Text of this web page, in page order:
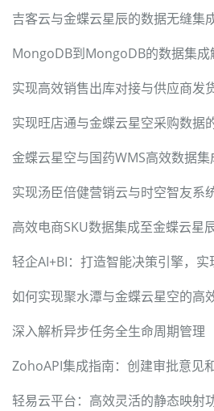
吉客云与金蝶云星辰的数据无缝集
MongoDB到MongoDB的数据集成
实现高效销售出库对接与供应商发
实现旺店通与金蝶云星空采购数据
金蝶云星空与国药WMS高效数据
实现汤臣倍健营销云与时空智友系
高效电商SKU数据集成至金蝶云星
轻企AI+BI：打造智能决策引擎，
如何实现聚水潭与金蝶云星空的高
深入解析异步任务全生命周期管理
ZohoAPI集成指南：创建审批意见
轻易云平台：高效灵活的静态映射